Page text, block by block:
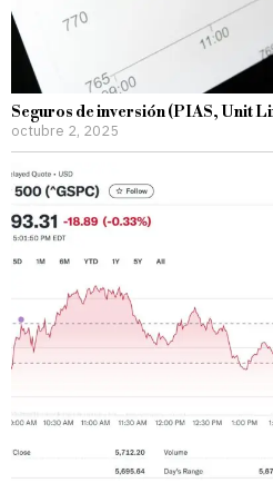
Seguros de inversión (PIAS, Unit
octubre 2, 2025